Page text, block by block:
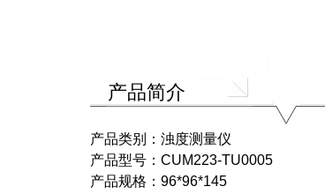
产品简介
产品类别： 浊度测量仪
产品型号： CUM223-TU0005
产品规格： 96*96*145